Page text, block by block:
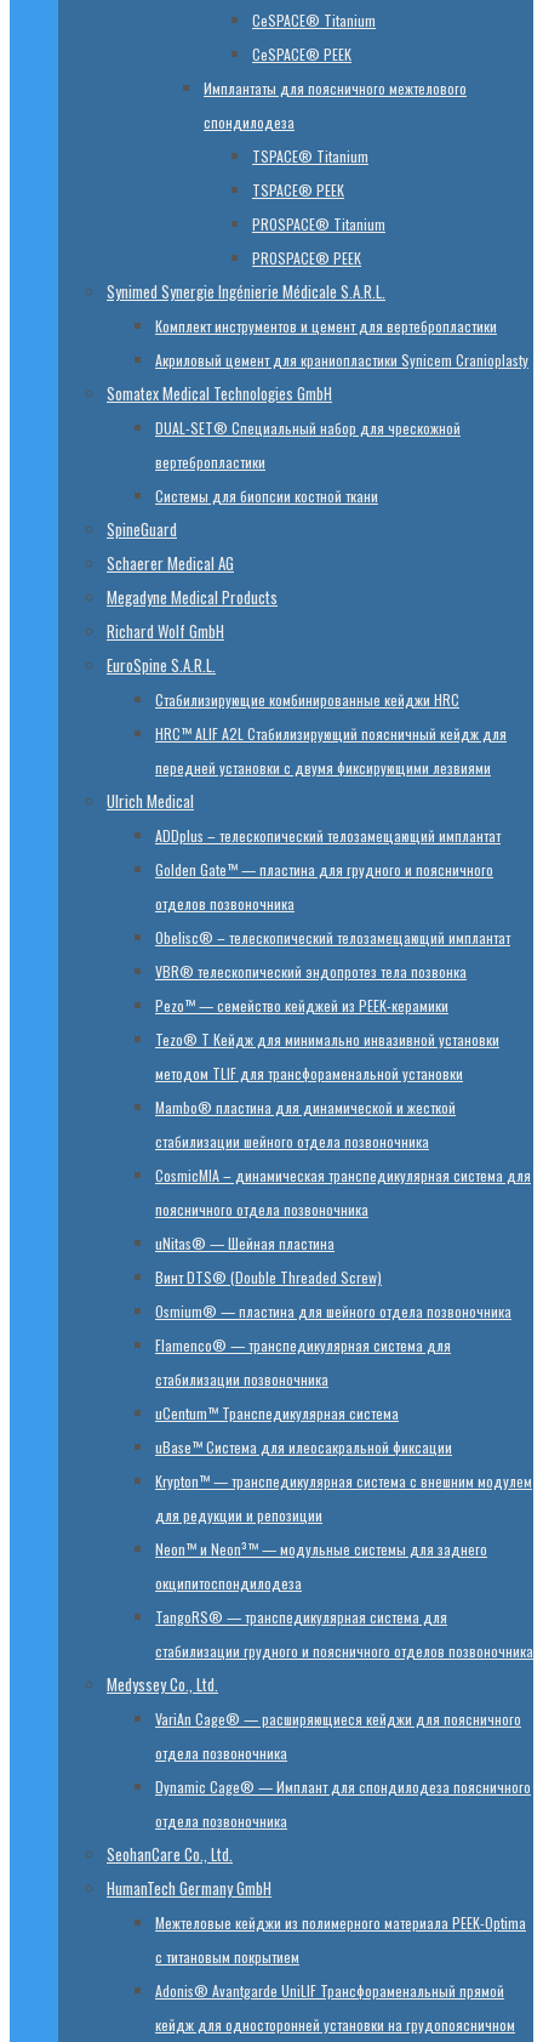
CeSPACE® Titanium
CeSPACE® PEEK
Имплантаты для поясничного межтелового
спондилодеза
TSPACE® Titanium
TSPACE® PEEK
PROSPACE® Titanium
PROSPACE® PEEK
Synimed Synergie Ingénierie Médicale S.A.R.L.
Комплект инструментов и цемент для вертебропластики
Акриловый цемент для краниопластики Synicem Cranioplasty
Somatex Medical Technologies GmbH
DUAL-SET® Специальный набор для чрескожной
вертебропластики
Системы для биопсии костной ткани
SpineGuard
Schaerer Medical AG
Megadyne Medical Products
Richard Wolf GmbH
EuroSpine S.A.R.L.
Стабилизирующие комбинированные кейджи HRC
HRC™ ALIF A2L Стабилизирующий поясничный кейдж для
передней установки с двумя фиксирующими лезвиями
Ulrich Medical
ADDplus – телескопический телозамещающий имплантат
Golden Gate™ — пластина для грудного и поясничного
отделов позвоночника
Obelisc® – телескопический телозамещающий имплантат
VBR® телескопический эндопротез тела позвонка
Pezo™ — семейство кейджей из PEEK-керамики
Tezo® T Кейдж для минимально инвазивной установки
методом TLIF для трансфораменальной установки
Mambo® пластина для динамической и жесткой
стабилизации шейного отдела позвоночника
CosmicMIA – динамическая транспедикулярная система для
поясничного отдела позвоночника
uNitas® — Шейная пластина
Винт DTS® (Double Threaded Screw)
Osmium® — пластина для шейного отдела позвоночника
Flamenco® — транспедикулярная система для
стабилизации позвоночника
uCentum™ Транспедикулярная система
uBase™ Cистема для илеосакральной фиксации
Krypton™ — транспедикулярная система с внешним модулем
для редукции и репозиции
Neon™ и Neon³™ — модульные системы для заднего
окципитоспондилодеза
TangoRS® — транспедикулярная система для
стабилизации грудного и поясничного отделов позвоночника
Medyssey Co., Ltd.
VariAn Cage® — расширяющиеся кейджи для поясничного
отдела позвоночника
Dynamic Cage® — Имплант для спондилодеза поясничного
отдела позвоночника
SeohanCare Co., Ltd.
HumanTech Germany GmbH
Mежтеловые кейджи из полимерного материала PEEK-Optima
с титановым покрытием
Adonis® Avantgarde UniLIF Трансфораменальный прямой
кейдж для односторонней установки на грудопоясничном